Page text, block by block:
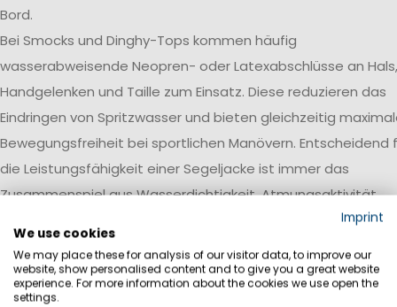
Bord.
Bei Smocks und Dinghy-Tops kommen häufig
wasserabweisende Neopren- oder Latexabschlüsse an Hals,
Handgelenken und Taille zum Einsatz. Diese reduzieren das
Eindringen von Spritzwasser und bieten gleichzeitig
Bewegungsfreiheit bei sportlichen Manövern. Entscheidend
die Leistungsfähigkeit einer Segeljacke ist immer das
Zusammenspiel aus Wasserdichtigkeit, Atmungsaktivität,
Robustheit und einer auf den jeweiligen Einsatzbereich
abgestimmten Ausstattung.
Wasserdichtigkeit
Imprint
We use cookies
We may place these for analysis of our visitor data, to improve our
website, show personalised content and to give you a great website
experience. For more information about the cookies we use open the
settings.